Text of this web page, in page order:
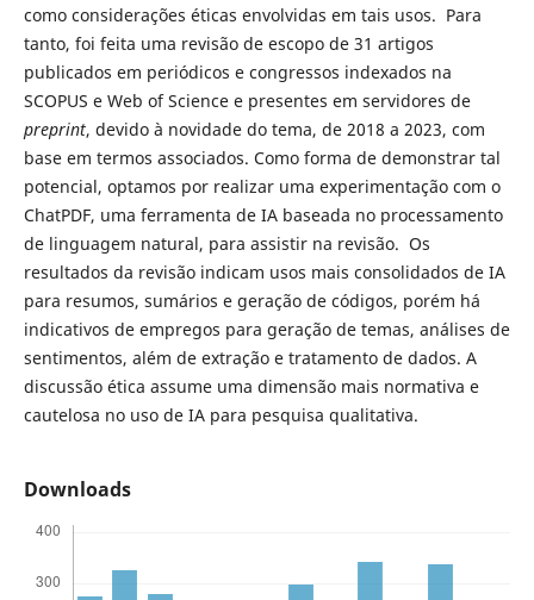
como considerações éticas envolvidas em tais usos. Para
tanto, foi feita uma revisão de escopo de 31 artigos
publicados em periódicos e congressos indexados na
SCOPUS e Web of Science e presentes em servidores de
preprint, devido à novidade do tema, de 2018 a 2023, com
base em termos associados. Como forma de demonstrar tal
potencial, optamos por realizar uma experimentação com o
ChatPDF, uma ferramenta de IA baseada no processamento
de linguagem natural, para assistir na revisão. Os
resultados da revisão indicam usos mais consolidados de IA
para resumos, sumários e geração de códigos, porém há
indicativos de empregos para geração de temas, análises de
sentimentos, além de extração e tratamento de dados. A
discussão ética assume uma dimensão mais normativa e
cautelosa no uso de IA para pesquisa qualitativa.
Downloads